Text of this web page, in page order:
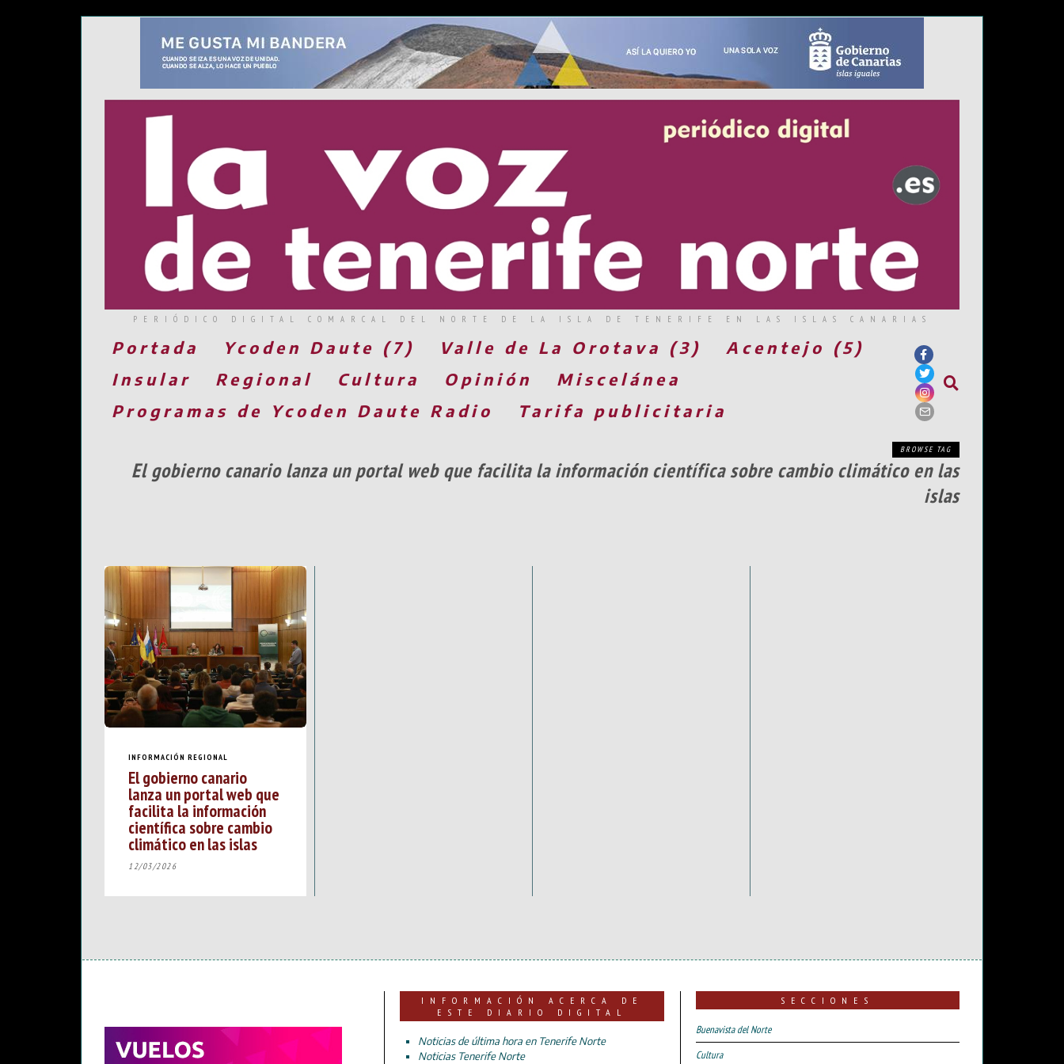
PERIÓDICO DIGITAL COMARCAL DEL NORTE DE LA ISLA DE TENERIFE EN LAS ISLAS CANARIAS
Portada Ycoden Daute (7) Valle de La Orotava (3)
Acentejo (5)
Insular
Regional Cultura Opinión
Miscelánea
Programas de Ycoden Daute Radio
Tarifa publicitaria
BROWSE TAG
El gobierno canario lanza un portal web que facilita la información científica sobre cambio climático en las
islas
INFORMACIÓN REGIONAL
El gobierno canario
lanza un portal web que
facilita la información
científica sobre cambio
climático en las islas
12/03/2026
INFORMACIÓN ACERCA DE
ESTE DIARIO DIGITAL
Noticias de última hora en Tenerife Norte
Noticias Tenerife Norte
SECCIONES
Buenavista del Norte
Cultura